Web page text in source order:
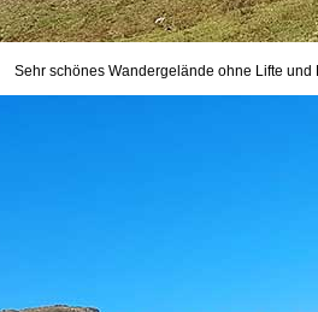
Sehr schönes Wandergelände ohne Lifte